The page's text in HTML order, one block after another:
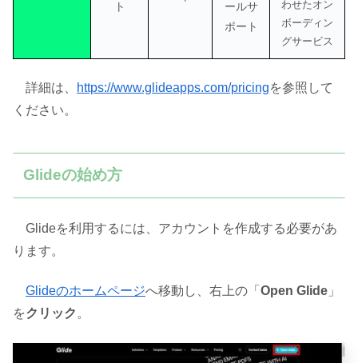
ト
ールサ
ポート
わせたオン
ボーディン
グサービス
詳細は、 https://www.glideapps.com/pricingを参照して
ください。
Glideの始め方
Glideを利用するには、アカウントを作成する必要があ
ります。
Glideのホームページへ移動し、右上の「 Open Glide 」
をクリック 。